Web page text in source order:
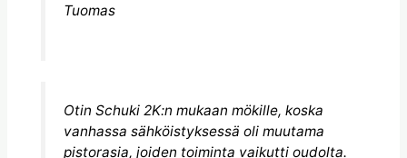
Tuomas
Otin Schuki 2K:n mukaan mökille, koska
vanhassa sähköistyksessä oli muutama
pistorasia, joiden toiminta vaikutti oudolta.